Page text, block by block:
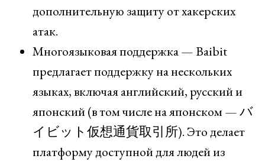
дополнительную защиту от хакерских
атак.
Многоязыковая поддержка — Baibit
предлагает поддержку на нескольких
языках, включая английский, русский и
японский (в том числе на японском — バ
イビット仮想通貨取引所). Это делает
платформу доступной для людей из